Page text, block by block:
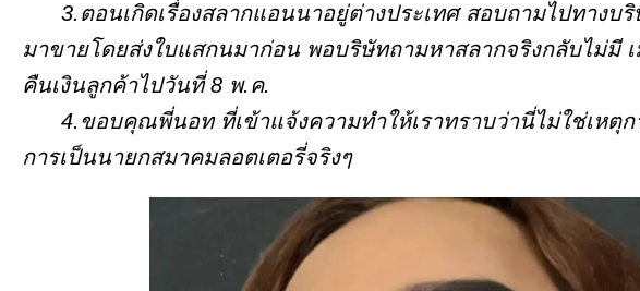
3.ตอนเกิดเรื่องสลากแอนนาอยู่ต่างประเทศ สอบถามไปทางบริ
มาขายโดยส่งใบแสกนมาก่อน พอบริษัทถามหาสลากจริงกลับไม่มี
คืนเงินลูกค้าไปวันที่ 8 พ.ค.
4.ขอบคุณพี่นอท ที่เข้าแจ้งความทำให้เราทราบว่านี่ไม่ใช่เหตุ
การเป็นนายกสมาคมลอตเตอรี่จริงๆ